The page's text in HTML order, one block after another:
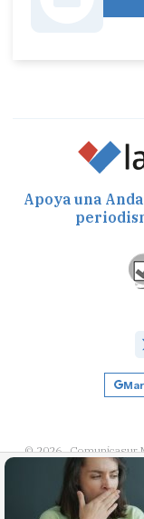
Apoya una
© 2026 Comunicasur
Política de